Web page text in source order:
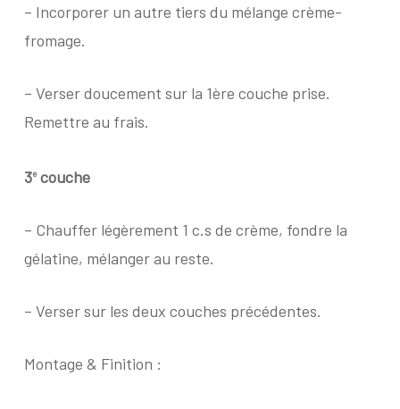
– Incorporer un autre tiers du mélange crème-
fromage.
– Verser doucement sur la 1ère couche prise.
Remettre au frais.
3ecouche
– Chauffer légèrement 1 c.s de crème, fondre la
gélatine, mélanger au reste.
– Verser sur les deux couches précédentes.
Montage & Finition :